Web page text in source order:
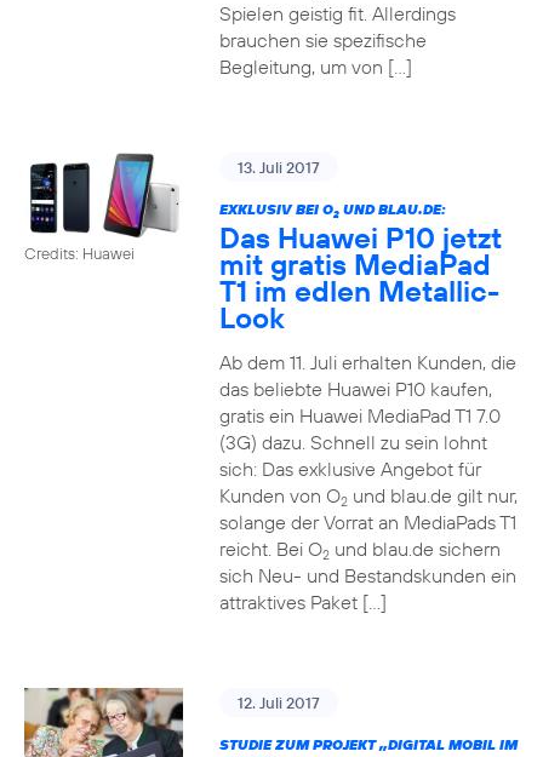
Spielen geistig fit. Allerdings
brauchen sie spezifische
Begleitung, um von […]
Credits: Huawei
13. Juli 2017
EXKLUSIV BEI O2UND BLAU.DE:
Das Huawei P10 jetzt
mit gratis MediaPad
T1 im edlen Metallic-
Look
Ab dem 11. Juli erhalten Kunden, die
das beliebte Huawei P10 kaufen,
gratis ein Huawei MediaPad T1 7.0
(3G) dazu. Schnell zu sein lohnt
sich: Das exklusive Angebot für
Kunden von O2und blau.de gilt nur,
solange der Vorrat an MediaPads T1
reicht. Bei O2und blau.de sichern
sich Neu- und Bestandskunden ein
attraktives Paket […]
12. Juli 2017
STUDIE ZUM PROJEKT „DIGITAL MOBIL IM